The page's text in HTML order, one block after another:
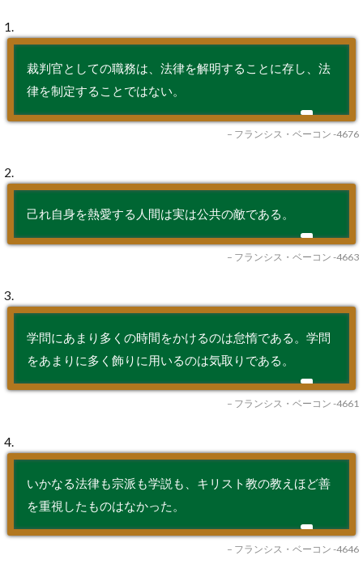
1.
裁判官としての職務は、法律を解明することに存し、法
律を制定することではない。
– フランシス・ベーコン -4676
2.
己れ自身を熱愛する人間は実は公共の敵である。
– フランシス・ベーコン -4663
3.
学問にあまり多くの時間をかけるのは怠惰である。学問
をあまりに多く飾りに用いるのは気取りである。
– フランシス・ベーコン -4661
4.
いかなる法律も宗派も学説も、キリスト教の教えほど善
を重視したものはなかった。
– フランシス・ベーコン -4646